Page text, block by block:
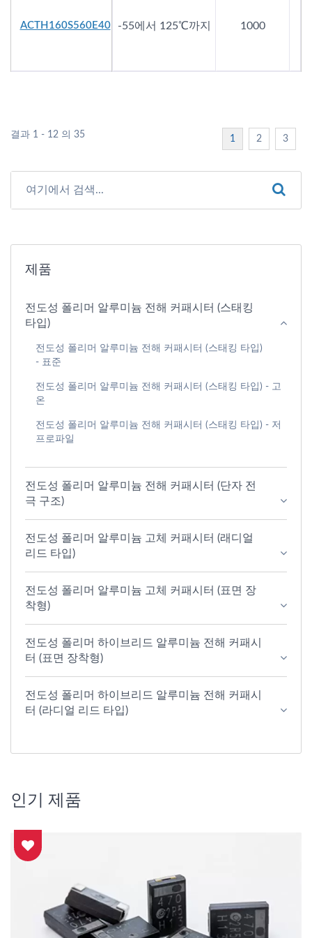
-55에서 125℃까지 1000
ACTH160S560E40
결과 1 - 12 의 35 1 2 3
제품
전도성 폴리머 알루미늄 전해 커패시터 (스태킹
타입)
전도성 폴리머 알루미늄 전해 커패시터 (스태킹 타입)
- 표준
전도성 폴리머 알루미늄 전해 커패시터 (스태킹 타입) - 고
온
전도성 폴리머 알루미늄 전해 커패시터 (스태킹 타입) - 저
프로파일
전도성 폴리머 알루미늄 전해 커패시터 (단자 전
극 구조)
전도성 폴리머 알루미늄 고체 커패시터 (래디얼
리드 타입)
전도성 폴리머 알루미늄 고체 커패시터 (표면 장
착형)
전도성 폴리머 하이브리드 알루미늄 전해 커패시
터 (표면 장착형)
전도성 폴리머 하이브리드 알루미늄 전해 커패시
터 (라디얼 리드 타입)
인기 제품